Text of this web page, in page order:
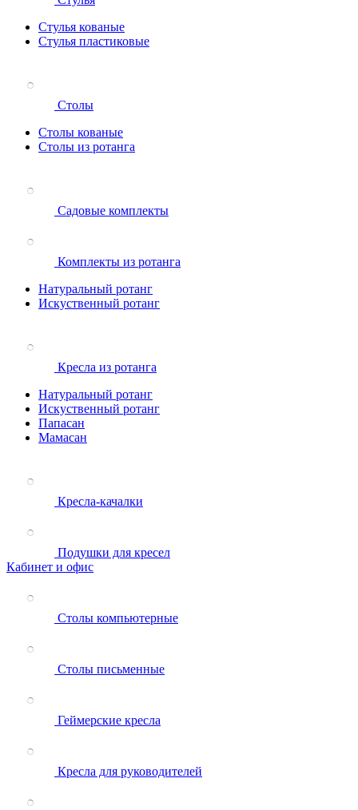
Стулья кованые
Стулья пластиковые
Столы
Столы кованые
Столы из ротанга
Садовые комплекты
Комплекты из ротанга
Натуральный ротанг
Искуственный ротанг
Кресла из ротанга
Натуральный ротанг
Искуственный ротанг
Папасан
Мамасан
Кресла-качалки
Подушки для кресел
Кабинет и офис
Столы компьютерные
Столы письменные
Геймерские кресла
Кресла для руководителей